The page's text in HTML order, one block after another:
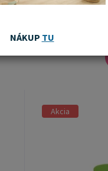
Akcia
NÁKUP TU